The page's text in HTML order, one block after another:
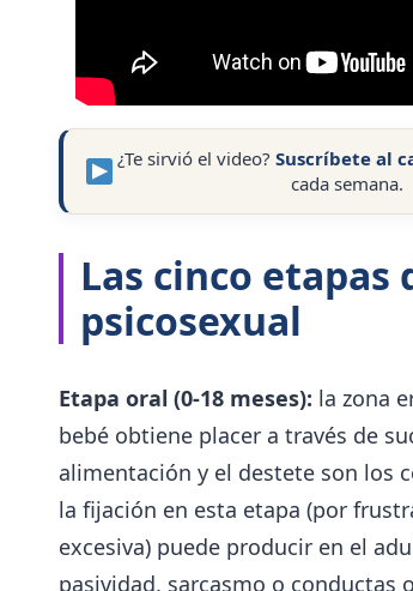
¿Te sirvió el video?Suscríbete al
cada semana.
Las cinco
psicosexual
Etapa oral (0-18 meses): la zona
bebé obtiene placer a través de
alimentación y el destete son los
la fijación en esta etapa (por
excesiva) puede producir en el
pasividad, sarcasmo o conductas